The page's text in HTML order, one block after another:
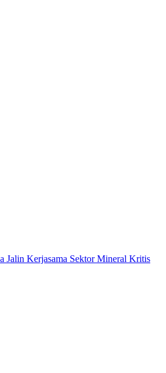
Jalin Kerjasama Sektor Mineral Kritis